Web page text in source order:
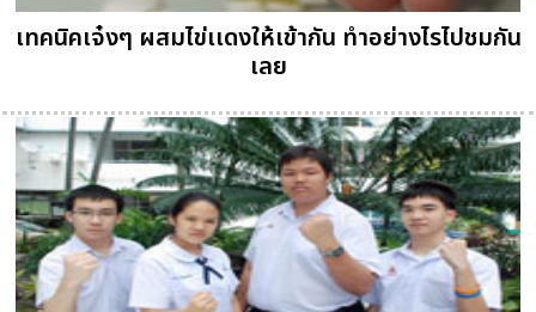
เทคนิคเจ๋งๆ ผสมไข่เเดงให้เข้ากัน ทำอย่างไรไปชมกัน
เลย